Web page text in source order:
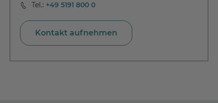
Tel.: +49 5191 800 0
Kontakt aufnehmen